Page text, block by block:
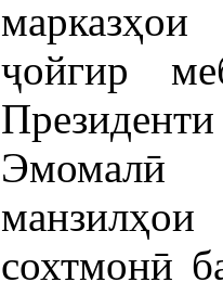
ҷойгир
сохтмонӣ